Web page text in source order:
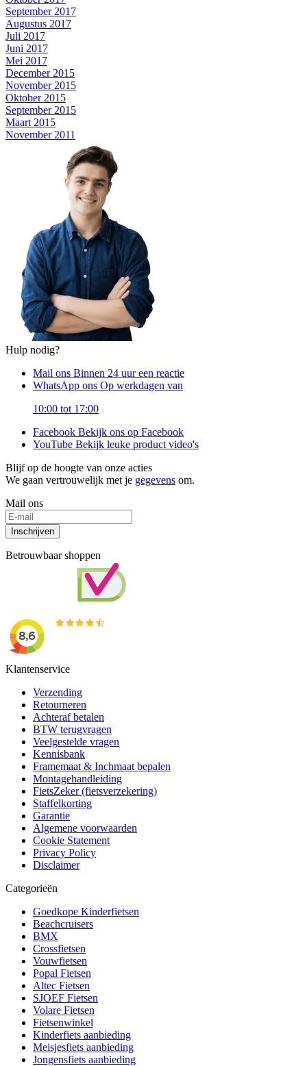
September 2017
Augustus 2017
Juli 2017
Juni 2017
Mei 2017
December 2015
November 2015
Oktober 2015
September 2015
Maart 2015
November 2011
Hulp nodig?
Mail ons Binnen 24 uur een reactie
WhatsApp ons Op werkdagen van
10:00 tot 17:00
Facebook Bekijk ons op Facebook
YouTube Bekijk leuke product video's
Blijf op de hoogte van onze acties
We gaan vertrouwelijk met je gegevens om.
Mail ons
Inschrijven
Betrouwbaar shoppen
Klantenservice
Verzending
Retourneren
Achteraf betalen
BTW terugvragen
Veelgestelde vragen
Kennisbank
Framemaat & Inchmaat bepalen
Montagehandleiding
FietsZeker (fietsverzekering)
Staffelkorting
Garantie
Algemene voorwaarden
Cookie Statement
Privacy Policy
Disclaimer
Categorieën
Goedkope Kinderfietsen
Beachcruisers
BMX
Crossfietsen
Vouwfietsen
Popal Fietsen
Altec Fietsen
SJOEF Fietsen
Volare Fietsen
Fietsenwinkel
Kinderfiets aanbieding
Meisjesfiets aanbieding
Jongensfiets aanbieding